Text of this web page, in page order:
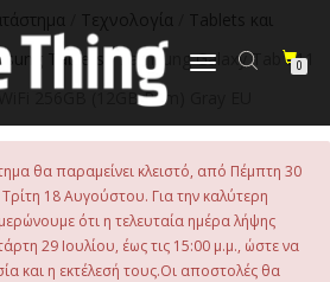
Εναλλαγή
0
Τεχνολογία
Tablets και
Tablets
/ Samsung Galaxy Tab S11
256GB (12GB Ram) Gray EU
θα παραμείνει κλειστό, από Πέμπτη 30
Τρίτη 18 Αυγούστου. Για την καλύτερη
ότι η τελευταία ημέρα λήψης
29 Ιουλίου, έως τις 15:00 μ.μ., ώστε να
και η εκτέλεσή τους.Οι αποστολές θα